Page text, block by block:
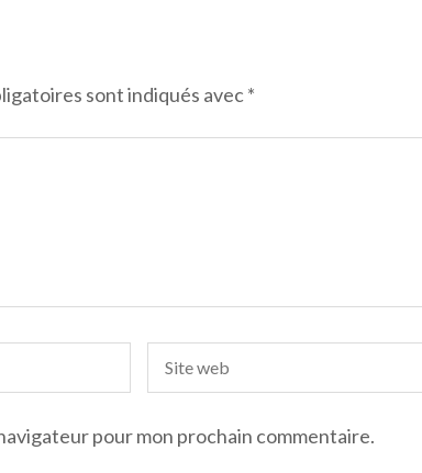
sont indiqués avec*
pour mon prochain commentaire.